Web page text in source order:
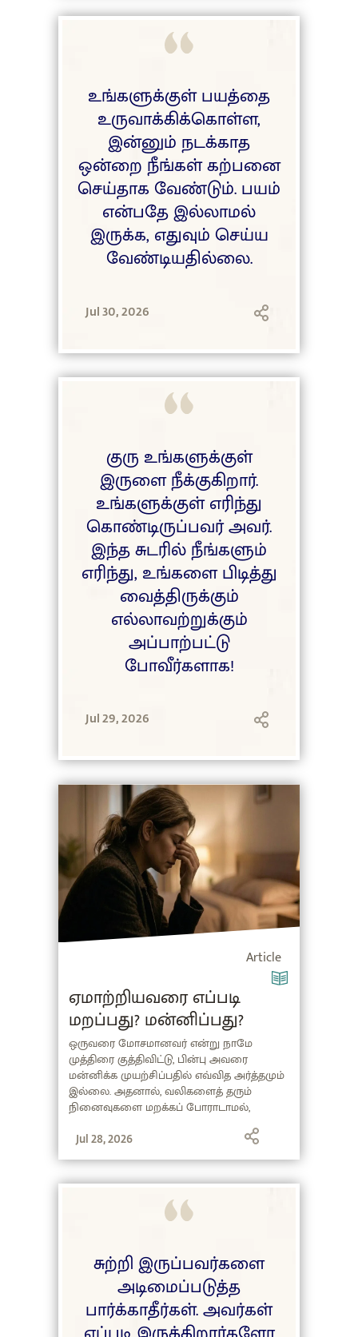
உங்களுக்குள் பயத்தை
உருவாக்கிக்கொள்ள,
இன்னும் நடக்காத
ஒன்றை நீங்கள் கற்பனை
செய்தாக வேண்டும். பயம்
என்பதே இல்லாமல்
இருக்க, எதுவும் செய்ய
வேண்டியதில்லை.
Jul 30, 2026
குரு உங்களுக்குள்
இருளை நீக்குகிறார்.
உங்களுக்குள் எரிந்து
கொண்டிருப்பவர் அவர்.
இந்த சுடரில் நீங்களும்
எரிந்து, உங்களை பிடித்து
வைத்திருக்கும்
எல்லாவற்றுக்கும்
அப்பாற்பட்டு
போவீர்களாக!
Jul 29, 2026
Article
ஏமாற்றியவரை எப்படி
மறப்பது? மன்னிப்பது?
ஒருவரை மோசமானவர் என்று நாமே
முத்திரை குத்திவிட்டு, பின்பு அவரை
மன்னிக்க முயற்சிப்பதில் எவ்வித அர்த்தமும்
இல்லை. அதனால், வலிகளைத் தரும்
நினைவுகளை மறக்கப் போராடாமல்,
மனிதர்களை அவர்களின் இயல்போடு
அப்படியே ஏற்றுக்கொள்ளப் பழகுங்கள்
என்று சொல்லும் சத்குரு, மனித மனம்
கண்ணோட்டத்தையும் பகிர்ந்துள்ளார்.
Jul 28, 2026
சுற்றி இருப்பவர்களை
அடிமைப்படுத்த
பார்க்காதீர்கள். அவர்கள்